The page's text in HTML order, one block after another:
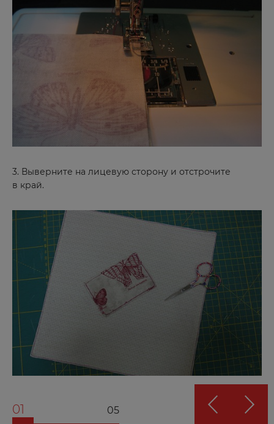
3. Выверните на лицевую сторону и отстрочите
в край.
01 05